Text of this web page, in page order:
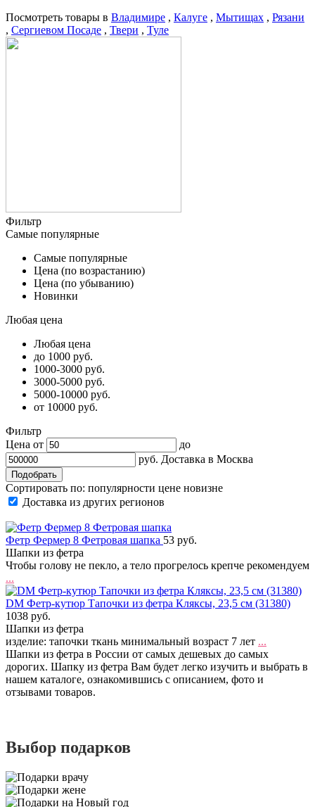
Посмотреть товары в Владимире , Калуге , Мытищах , Рязани
, Сергиевом Посаде , Твери , Туле
Фильтр
Самые популярные
Самые популярные
Цена (по возрастанию)
Цена (по убыванию)
Новинки
Любая цена
Любая цена
до 1000 руб.
1000-3000 руб.
3000-5000 руб.
5000-10000 руб.
от 10000 руб.
Фильтр
Цена от
до
руб. Доставка в Москва
Сортировать по: популярности цене новизне
Доставка из других регионов
Фетр Фермер 8 Фетровая шапка 53 руб.
Шапки из фетра
Чтобы голову не пекло, а тело прогрелось крепче рекомендуем
...
DM Фетр-кутюр Тапочки из фетра Кляксы, 23,5 см (31380)
1038 руб.
Шапки из фетра
изделие: тапочки ткань минимальный возраст 7 лет ...
Шапки из фетра в России от самых дешевых до самых
дорогих. Шапку из фетра Вам будет легко изучить и выбрать в
нашем каталоге, ознакомившись с описанием, фото и
отзывами товаров.
Выбор подарков